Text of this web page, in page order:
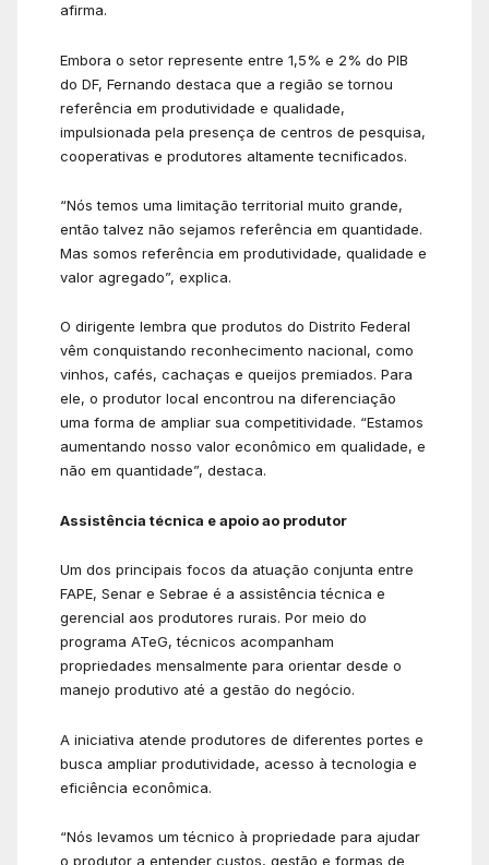
afirma.
Embora o setor represente entre 1,5% e 2% do PIB
do DF, Fernando destaca que a região se tornou
referência em produtividade e qualidade,
impulsionada pela presença de centros de pesquisa,
cooperativas e produtores altamente tecnificados.
“Nós temos uma limitação territorial muito grande,
então talvez não sejamos referência em quantidade.
Mas somos referência em produtividade, qualidade e
valor agregado”, explica.
O dirigente lembra que produtos do Distrito Federal
vêm conquistando reconhecimento nacional, como
vinhos, cafés, cachaças e queijos premiados. Para
ele, o produtor local encontrou na diferenciação
uma forma de ampliar sua competitividade. “Estamos
aumentando nosso valor econômico em qualidade, e
não em quantidade”, destaca.
Assistência técnica e apoio ao produtor
Um dos principais focos da atuação conjunta entre
FAPE, Senar e Sebrae é a assistência técnica e
gerencial aos produtores rurais. Por meio do
programa ATeG, técnicos acompanham
propriedades mensalmente para orientar desde o
manejo produtivo até a gestão do negócio.
A iniciativa atende produtores de diferentes portes e
busca ampliar produtividade, acesso à tecnologia e
eficiência econômica.
“Nós levamos um técnico à propriedade para ajudar
o produtor a entender custos, gestão e formas de